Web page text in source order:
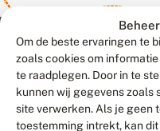
Om de beste ervaringen te
zoals cookies om
te raadplegen. Door in te
kunnen wij gegevens zoals
site verwerken. Als je geen
toestemming intrekt, kan
Meld
© 2026
Duurzaam ontwikkeld
Blue